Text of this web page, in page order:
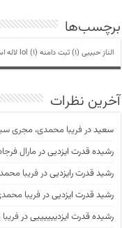
برچسب‌ها
الناز حبیبی (1) ثبت دامنه lol (1) لاله
آخرین نظرات
سعیددرفریبا محمدی، مجری
رشیده قدرت ایزدییدرمارال
رشید قدرت رایزدییدرفریبا
رشید قدرت ایزدییدرفریبا
رشیده قدرت ایزدیییییییدر